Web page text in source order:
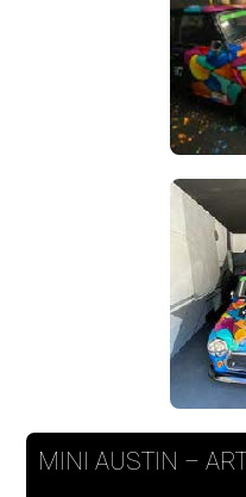
MINI AUSTIN –